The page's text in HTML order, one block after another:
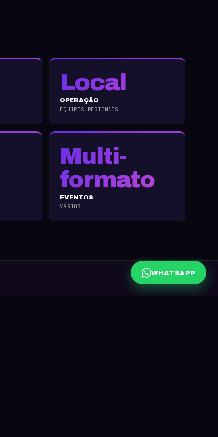
Local
OPERAÇÃO
EQUIPES REGIONAIS
Multi-
formato
EVENTOS
VÁRIOS
WHATSAPP